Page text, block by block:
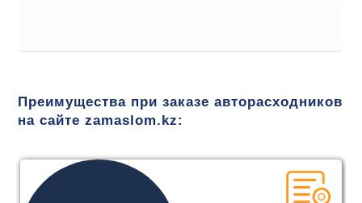
Преимущества при заказе авторасходников
на сайте zamaslom.kz: